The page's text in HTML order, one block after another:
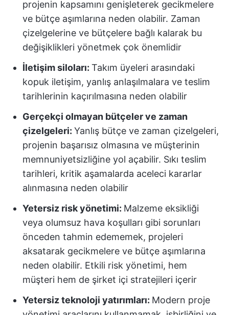
projenin kapsamını genişleterek gecikmelere
ve bütçe aşımlarına neden olabilir. Zaman
çizelgelerine ve bütçelere bağlı kalarak bu
değişiklikleri yönetmek çok önemlidir
İletişim siloları: Takım üyeleri arasındaki
kopuk iletişim, yanlış anlaşılmalara ve teslim
tarihlerinin kaçırılmasına neden olabilir
Gerçekçi olmayan bütçeler ve zaman
çizelgeleri: Yanlış bütçe ve zaman çizelgeleri,
projenin başarısız olmasına ve müşterinin
memnuniyetsizliğine yol açabilir. Sıkı teslim
tarihleri, kritik aşamalarda aceleci kararlar
alınmasına neden olabilir
Yetersiz risk yönetimi: Malzeme eksikliği
veya olumsuz hava koşulları gibi sorunları
önceden tahmin edememek, projeleri
aksatarak gecikmelere ve bütçe aşımlarına
neden olabilir. Etkili risk yönetimi, hem
müşteri hem de şirket içi stratejileri içerir
Yetersizteknoloji yatırımları: Modern proje